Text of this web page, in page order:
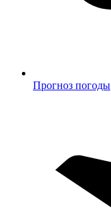
Прогноз погоды